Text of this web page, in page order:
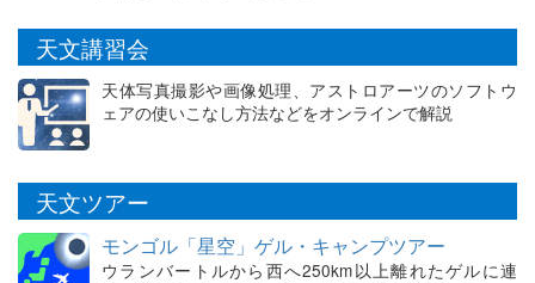
天文講習会
天体写真撮影や画像処理、アストロアーツのソフトウ
ェアの使いこなし方法などをオンラインで解説
天文ツアー
モンゴル「星空」ゲル・キャンプツアー
ウランバートルから西へ250km以上離れたゲルに連